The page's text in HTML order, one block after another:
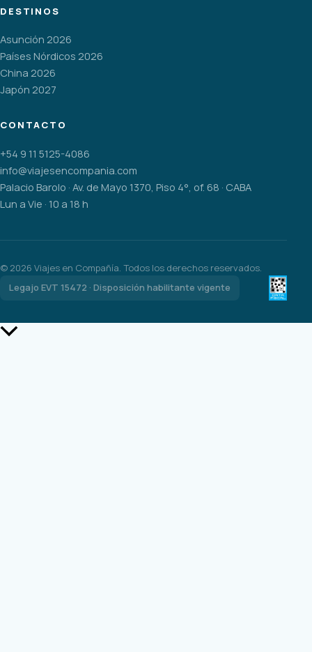
DESTINOS
Asunción 2026
Países Nórdicos 2026
China 2026
Japón 2027
CONTACTO
+54 9 11 5125-4086
info@viajesencompania.com
Palacio Barolo · Av. de Mayo 1370, Piso 4°, of. 68 · CABA
Lun a Vie · 10 a 18 h
© 2026 Viajes en Compañía. Todos los derechos reservados.
Legajo EVT 15472 · Disposición habilitante vigente